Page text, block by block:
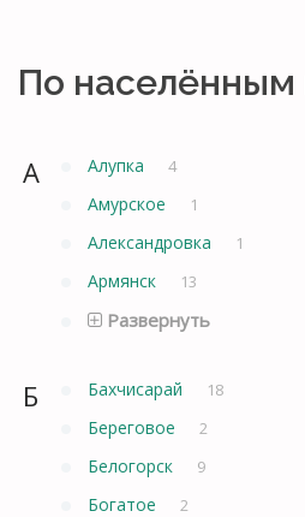
По населённым
А Алупка 4
Амурское 1
Александровка 1
Армянск 13
Развернуть
Б Бахчисарай 18
Береговое 2
Белогорск 9
Богатое 2